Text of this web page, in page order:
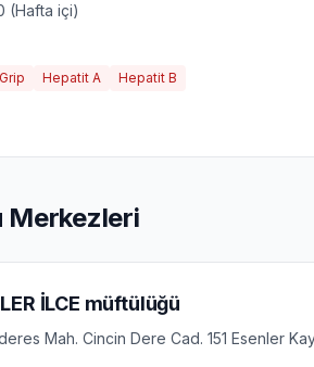
(Hafta içi)
Grip Hepatit A Hepatit B
Merkezleri
İLCE müftülüğü
Mah. Cincin Dere Cad. 151 Esenler